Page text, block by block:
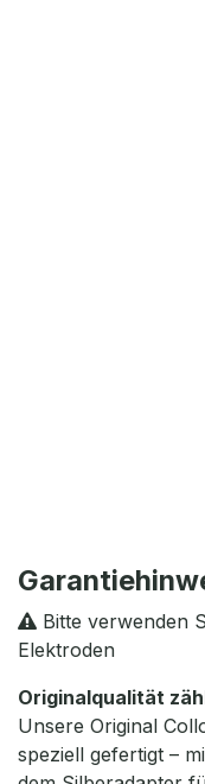
Bitte verwenden
Elektroden
Originalqualität
Unsere Original
speziell gefertigt –